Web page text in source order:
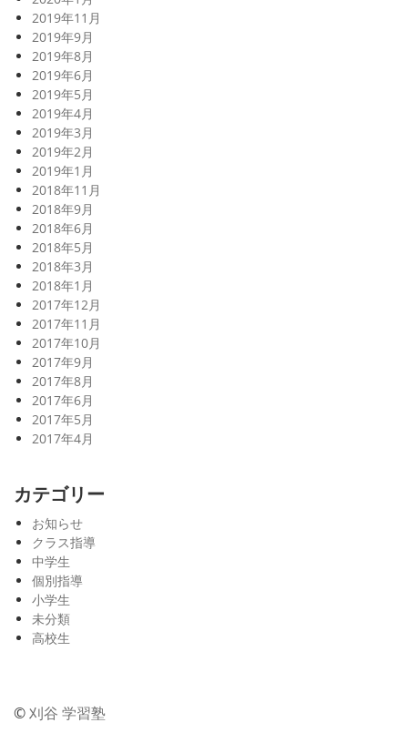
2019年11月
2019年9月
2019年8月
2019年6月
2019年5月
2019年4月
2019年3月
2019年2月
2019年1月
2018年11月
2018年9月
2018年6月
2018年5月
2018年3月
2018年1月
2017年12月
2017年11月
2017年10月
2017年9月
2017年8月
2017年6月
2017年5月
2017年4月
カテゴリー
お知らせ
クラス指導
中学生
個別指導
小学生
未分類
高校生
©刈谷 学習塾